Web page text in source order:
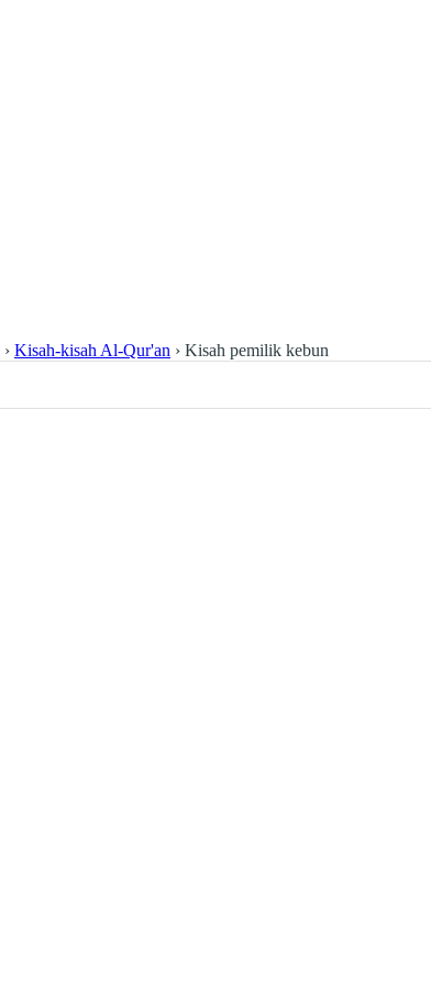
› Kisah-kisah Al-Qur'an › Kisah pemilik kebun